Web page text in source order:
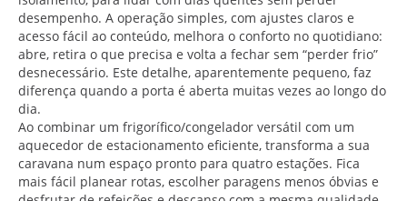
desempenho. A operação simples, com ajustes claros e
acesso fácil ao conteúdo, melhora o conforto no quotidiano:
abre, retira o que precisa e volta a fechar sem “perder frio”
desnecessário. Este detalhe, aparentemente pequeno, faz
diferença quando a porta é aberta muitas vezes ao longo do
dia.
Ao combinar um frigorífico/congelador versátil com um
aquecedor de estacionamento eficiente, transforma a sua
caravana num espaço pronto para quatro estações. Fica
mais fácil planear rotas, escolher paragens menos óbvias e